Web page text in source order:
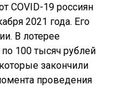
COVID-19 россиян
2021 года. Его
В лотерее
100 тысяч рублей
закончили
проведения